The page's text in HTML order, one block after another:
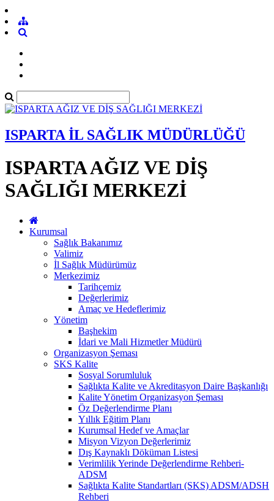
ISPARTA İL SAĞLIK MÜDÜRLÜĞÜ
ISPARTA AĞIZ VE DİŞ
SAĞLIĞI MERKEZİ
Kurumsal
Sağlık Bakanımız
Valimiz
İl Sağlık Müdürümüz
Merkezimiz
Tarihçemiz
Değerlerimiz
Amaç ve Hedeflerimiz
Yönetim
Başhekim
İdari ve Mali Hizmetler Müdürü
Organizasyon Şeması
SKS Kalite
Sosyal Sorumluluk
Sağlıkta Kalite ve Akreditasyon Daire Başkanlığı
Kalite Yönetim Organizasyon Şeması
Öz Değerlendirme Planı
Yıllık Eğitim Planı
Kurumsal Hedef ve Amaçlar
Misyon Vizyon Değerlerimiz
Dış Kaynaklı Döküman Listesi
Verimlilik Yerinde Değerlendirme Rehberi-
ADSM
Sağlıkta Kalite Standartları (SKS) ADSM/ADSH
Rehberi